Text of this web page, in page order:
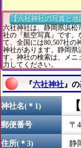
【六社神社の写真と地
六社神社は、静岡県浜松
社の『航空写真』です。
て、全国には80,507社の
神社があります。静岡県
す。神社の検索は、メニ
力してください。
『六社神社 』
神社名(＊1) 【
郵便番号 〒
住所(＊3) 静